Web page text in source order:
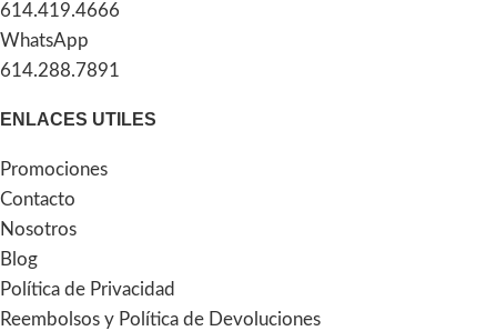
614.419.4666
WhatsApp
614.288.7891
ENLACES UTILES
Promociones
Contacto
Nosotros
Blog
Política de Privacidad
Reembolsos y Política de Devoluciones